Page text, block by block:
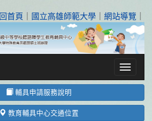
回首頁 國立高雄師範大學 網站導覽
Toggle
輔具申請服務說明
教育輔具中心交通位置